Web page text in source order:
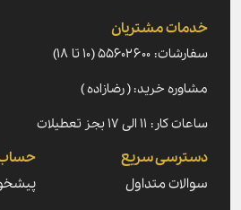
خدمات مشتریان
سفارشات: ۵۵۶۰۲۶۰۰ (۱۰ تا ۱۸)
مشاوره خرید: ( رضازاده )
ساعات کار: ۱۱ الی ۱۷ بجز تعطیلات
دسترسی سریع
سوالات متداول
حساب